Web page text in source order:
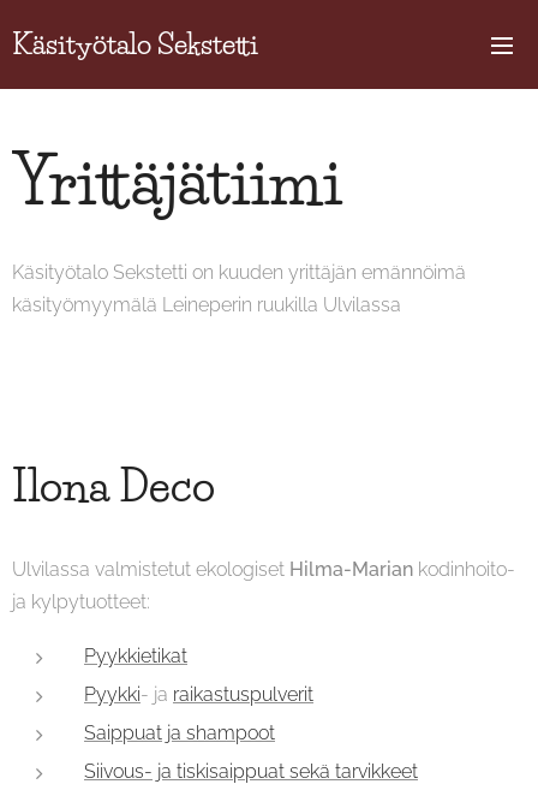
Käsityötalo Sekstetti
Yrittäjätiimi
Käsityötalo Sekstetti on kuuden yrittäjän emännöimä
käsityömyymälä Leineperin ruukilla Ulvilassa
Ilona Deco
Ulvilassa valmistetut ekologiset Hilma-Marian kodinhoito-
ja kylpytuotteet:
Pyykkietikat
Pyykki- ja raikastuspulverit
Saippuat ja shampoot
Siivous- ja tiskisaippuat sekä tarvikkeet